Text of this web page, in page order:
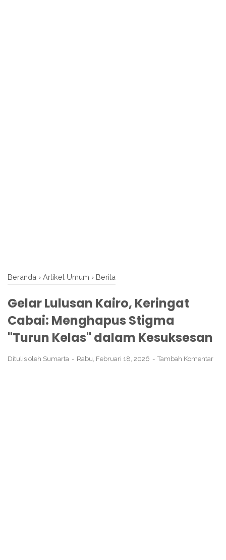
Beranda › Artikel Umum › Berita
Gelar Lulusan Kairo, Keringat
Cabai: Menghapus Stigma
"Turun Kelas" dalam Kesuksesan
Ditulis oleh Sumarta Rabu, Februari 18, 2026 Tambah Komentar